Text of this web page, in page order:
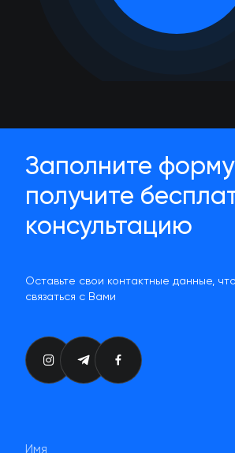
Заполните
получите
консультацию
Оставьте свои контактные данные,
связаться с Вами